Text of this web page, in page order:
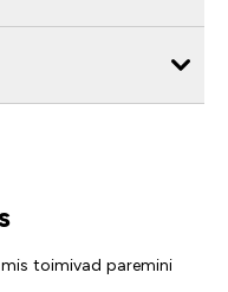
toimivad paremini